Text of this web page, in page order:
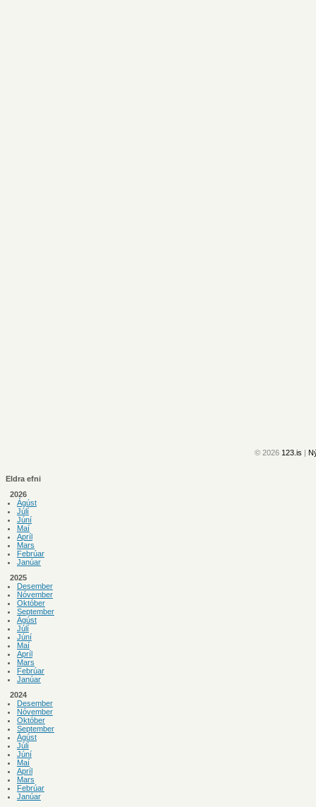
© 2026 123.is |
Eldra efni
2026
Ágúst
Júlí
Júní
Maí
Apríl
Mars
Febrúar
Janúar
2025
Desember
Nóvember
Október
September
Ágúst
Júlí
Júní
Maí
Apríl
Mars
Febrúar
Janúar
2024
Desember
Nóvember
Október
September
Ágúst
Júlí
Júní
Maí
Apríl
Mars
Febrúar
Janúar